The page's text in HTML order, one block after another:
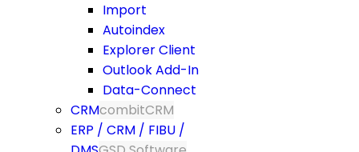
Import
Autoindex
Explorer Client
Outlook Add-In
Data-Connect
CRMcombitCRM
ERP / CRM / FIBU /